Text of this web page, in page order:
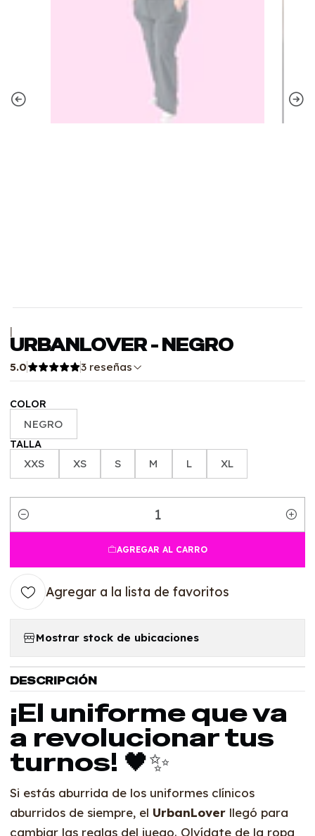
|
URBANLOVER - NEGRO
5.0 3 reseñas
COLOR
NEGRO
TALLA
XXS XS S M L XL
Cantidad
AGREGAR AL CARRO
Agregar a la lista de favoritos
Mostrar stock de ubicaciones
DESCRIPCIÓN
¡El uniforme que va
a revolucionar tus
turnos! 🖤✨
Si estás aburrida de los uniformes clínicos
aburridos de siempre, el UrbanLover llegó para
cambiar las reglas del juego. Olvídate de la ropa